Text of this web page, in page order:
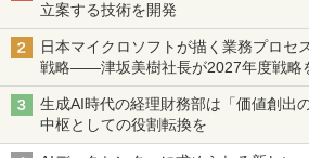
立案する技術を開発
日本マイクロソフトが描く業務プロセ
戦略――津坂美樹社長が2027年度戦略
生成AI時代の経理財務部は「価値創
中枢としての役割転換を